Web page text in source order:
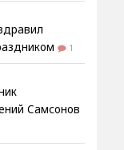
1
Самсонов